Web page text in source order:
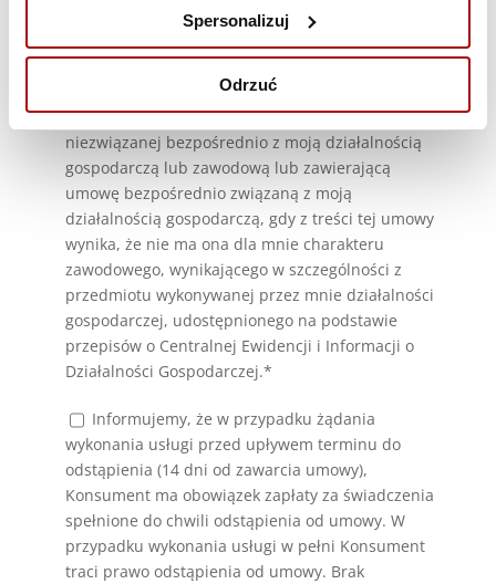
Spersonalizuj
Odrzuć
Oświadczam, że jestem osobą fizyczną
dokonującą z przedsiębiorcą czynności prawnej
niezwiązanej bezpośrednio z moją działalnością
gospodarczą lub zawodową lub zawierającą
umowę bezpośrednio związaną z moją
działalnością gospodarczą, gdy z treści tej umowy
wynika, że nie ma ona dla mnie charakteru
zawodowego, wynikającego w szczególności z
przedmiotu wykonywanej przez mnie działalności
gospodarczej, udostępnionego na podstawie
przepisów o Centralnej Ewidencji i Informacji o
Działalności Gospodarczej.*
Informujemy, że w przypadku żądania
wykonania usługi przed upływem terminu do
odstąpienia (14 dni od zawarcia umowy),
Konsument ma obowiązek zapłaty za świadczenia
spełnione do chwili odstąpienia od umowy. W
przypadku wykonania usługi w pełni Konsument
traci prawo odstąpienia od umowy. Brak